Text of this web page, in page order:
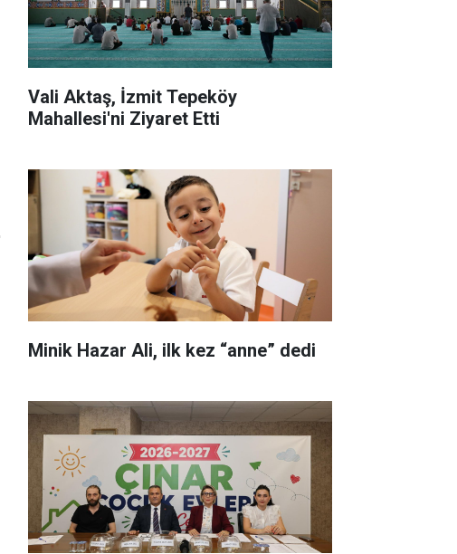
Vali Aktaş, İzmit Tepeköy
Mahallesi'ni Ziyaret Etti
Minik Hazar Ali, ilk kez “anne” dedi